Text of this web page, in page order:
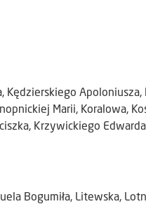
Kędzierskiego Apoloniusza,
Marii, Koralowa,
Krzywickiego
Bogumiła, Litewska,